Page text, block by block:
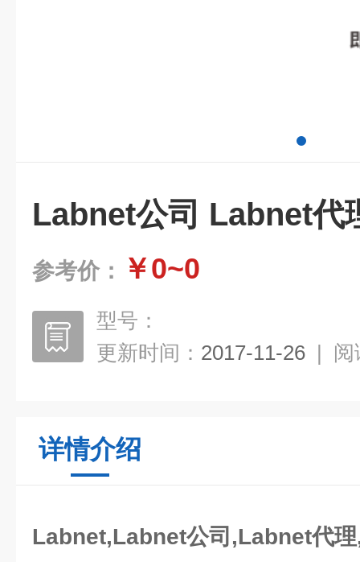
Labnet公司 Labnet代
参考价： ￥0~0
型号：
更新时间： 2017-11-26 | 阅
详情介绍
Labnet,Labnet公司,Labnet代